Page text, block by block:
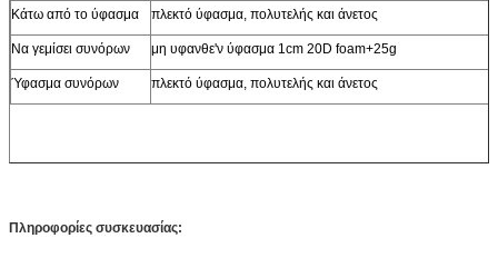
Κάτω από το ύφασμα πλεκτό ύφασμα, πολυτελής και άνετος
Να γεμίσει συνόρων μη υφανθε'ν ύφασμα 1cm 20D foam+25g
Ύφασμα συνόρων πλεκτό ύφασμα, πολυτελής και άνετος
Πληροφορίες συσκευασίας: